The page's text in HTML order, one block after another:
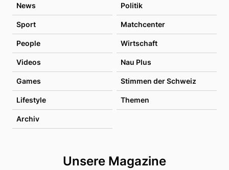
News Politik
Sport Matchcenter
People Wirtschaft
Videos Nau Plus
Games Stimmen der Schweiz
Lifestyle Themen
Archiv
Unsere Magazine